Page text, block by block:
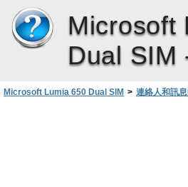
Microsoft
Dual SIM
Microsoft Lumia 650 Dual SIM > 連絡人和訊